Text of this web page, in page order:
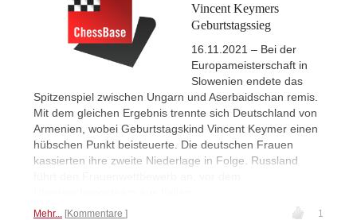
Vincent Keymers
Geburtstagssieg
16.11.2021 – Bei der
Europameisterschaft in
Slowenien endete das
Spitzenspiel zwischen Ungarn und Aserbaidschan remis.
Mit dem gleichen Ergebnis trennte sich Deutschland von
Armenien, wobei Geburtstagskind Vincent Keymer einen
hübschen Punkt beisteuerte. Die deutschen Frauen
kassierten ihre zweite Niederlage in Folge. Russland
Mehr... Kommentare 1